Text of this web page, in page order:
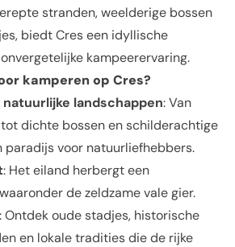
stranden, weelderige bossen
biedt Cres een idyllische
kampeerervaring.
kamperen op Cres?
landschappen: Van
dichte bossen en schilderachtige
paradijs voor natuurliefhebbers.
: Het eiland herbergt een
de zeldzame vale gier.
: Ontdek oude stadjes, historische
en lokale tradities die de rijke